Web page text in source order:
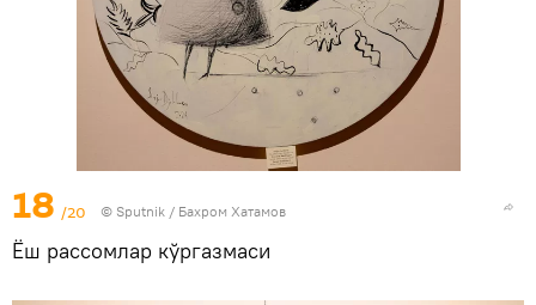
18 /20 © Sputnik / Бахром Хатамов
Ёш рассомлар кўргазмаси